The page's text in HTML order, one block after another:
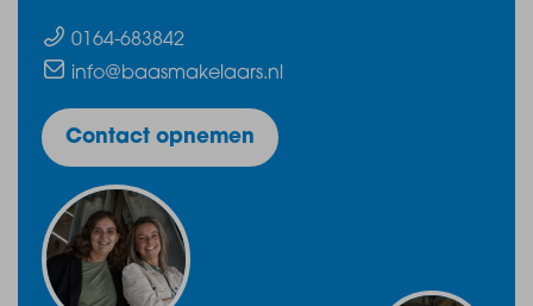
- Zonnepanelen
- Landelijk wonen met alle voorzieningen binnen
handbereik
De villa ligt op een prachtige groene locatie aan de
0164-683842
info@baasmakelaars.nl
Contact opnemen